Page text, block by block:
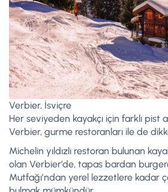
Verbier, İsviçre
Her seviyeden kayakçı için farklı pist
Verbier, gurme restoranları ile de
Michelin yıldızlı restoran bulunan
olan Verbier’de, tapas bardan
Mutfağı’ndan yerel lezzetlere kadar